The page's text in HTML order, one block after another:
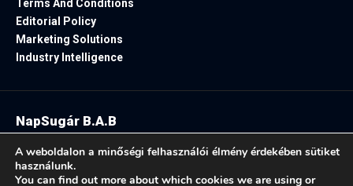
Terms And Conditions
Editorial Policy
Marketing Solutions
Industry Intelligence
NapSugár B.A.B
A weboldalon a minőségi felhasználói élmény érdekében sütiket
használunk.
You can find out more about which cookies we are using or